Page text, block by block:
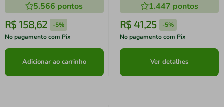
5.566 pontos
R$ 158,62 -5%
No pagamento com Pix
Adicionar ao carrinho
1.447 pontos
R$ 41,25 -5%
No pagamento com Pix
Ver detalhes